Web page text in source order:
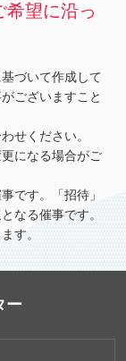
望に沿っ
づいて作成して
ございますこと
せください。
になる場合がご
です。「招待」
なる催事です。
す。
ー